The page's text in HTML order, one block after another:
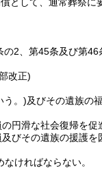
2、第45条及び第46
改正)
う。)及びその遺族の
円滑な社会復帰を
びその遺族の援護を
ければならない。